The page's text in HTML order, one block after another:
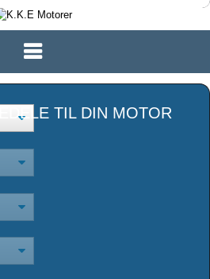
TIL DIN MOTOR